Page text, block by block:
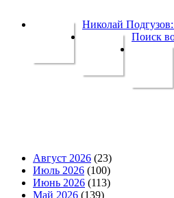
Николай
Поиск
Август 2026 (23)
Июль 2026 (100)
Июнь 2026 (113)
Май 2026 (139)